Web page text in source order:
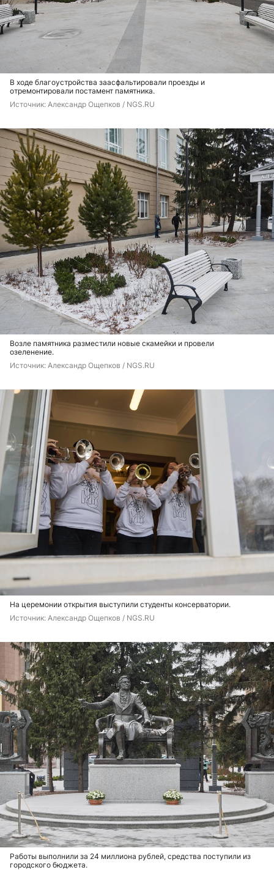
В ходе благоустройства заасфальтировали проезды и
отремонтировали постамент памятника.
Источник: Александр Ощепков / NGS.RU
Возле памятника разместили новые скамейки и провели
озеленение.
Источник: Александр Ощепков / NGS.RU
На церемонии открытия выступили студенты консерватории.
Источник: Александр Ощепков / NGS.RU
Работы выполнили за 24 миллиона рублей, средства поступили из
городского бюджета.